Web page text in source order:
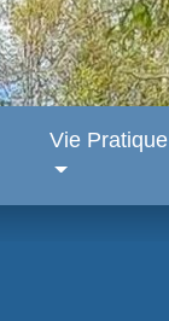
Vie Pratique